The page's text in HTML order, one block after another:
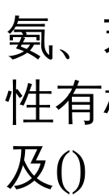
氨
性
及()